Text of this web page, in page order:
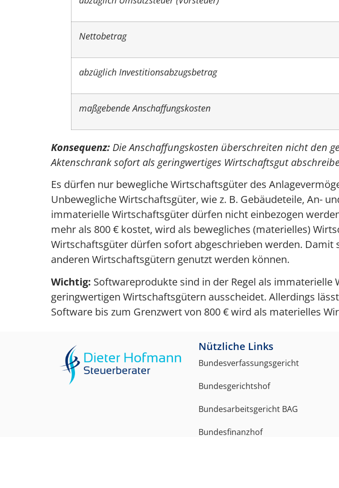
Nettobetrag
abzüglich Investitionsabzugsbetrag
maßgebende Anschaffungskosten
Konsequenz: Die Anschaffungskosten überschreiten nicht den
Aktenschrank sofort als geringwertiges Wirtschaftsgut
Es dürfen nur bewegliche Wirtschaftsgüter des
Unbewegliche Wirtschaftsgüter, wie z. B. Gebäudeteile, An-
immaterielle Wirtschaftsgüter dürfen nicht einbezogen
mehr als 800 € kostet, wird als bewegliches (materielles)
Wirtschaftsgüter dürfen sofort abgeschrieben werden.
anderen Wirtschaftsgütern genutzt werden können.
Wichtig: Softwareprodukte sind in der Regel als immaterielle
geringwertigen Wirtschaftsgütern ausscheidet. Allerdings lässt
Software bis zum Grenzwert von 800 € wird als materielles
Nützliche Links
Bundesverfassungsgericht
Bundesgerichtshof
Bundesarbeitsgericht BAG
Bundesfinanzhof